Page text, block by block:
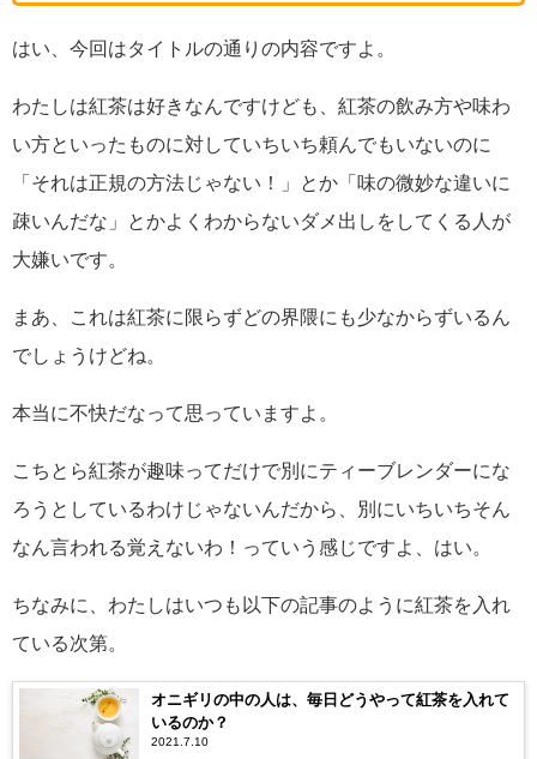
はい、今回はタイトルの通りの内容ですよ。
わたしは紅茶は好きなんですけども、紅茶の飲み方や味わ
い方といったものに対していちいち頼んでもいないのに
「それは正規の方法じゃない！」とか「味の微妙な違いに
疎いんだな」とかよくわからないダメ出しをしてくる人が
大嫌いです。
まあ、これは紅茶に限らずどの界隈にも少なからずいるん
でしょうけどね。
本当に不快だなって思っていますよ。
こちとら紅茶が趣味ってだけで別にティーブレンダーにな
ろうとしているわけじゃないんだから、別にいちいちそん
なん言われる覚えないわ！っていう感じですよ、はい。
ちなみに、わたしはいつも以下の記事のように紅茶を入れ
ている次第。
オニギリの中の人は、毎日どうやって紅茶を入れて
いるのか？
2021.7.10